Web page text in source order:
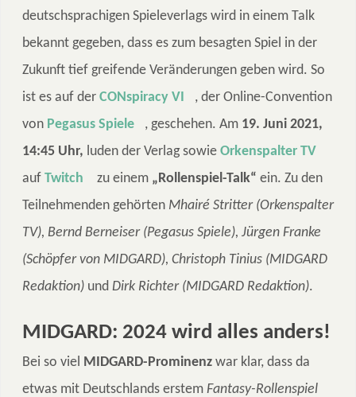
deutschsprachigen Spieleverlags wird in einem Talk
bekannt gegeben, dass es zum besagten Spiel in der
Zukunft tief greifende Veränderungen geben wird. So
ist es auf der CONspiracy VI
, der Online-Convention
von Pegasus Spiele , geschehen. Am 19. Juni 2021,
14:45 Uhr, luden der Verlag sowie Orkenspalter TV
auf Twitch zu einem „Rollenspiel-Talk“ ein. Zu den
Teilnehmenden gehörten Mhairé Stritter (Orkenspalter
TV), Bernd Berneiser (Pegasus Spiele), Jürgen Franke
(Schöpfer von MIDGARD), Christoph Tinius (MIDGARD
Redaktion) und Dirk Richter (MIDGARD Redaktion).
MIDGARD: 2024 wird alles anders!
Bei so viel MIDGARD-Prominenz war klar, dass da
etwas mit Deutschlands erstem Fantasy-Rollenspiel